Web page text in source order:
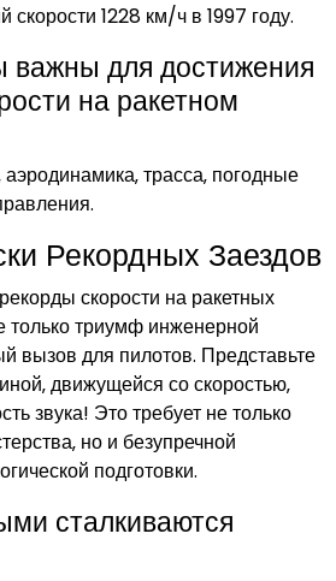
скорости 1228 км/ч в 1997 году.
важны для достижения
на ракетном
трасса‚ погодные
Рекордных Заездов
скорости на ракетных
только триумф инженерной
вызов для пилотов. Представьте
движущейся со скоростью‚
звука! Это требует не только
но и безупречной
подготовки.
сталкиваются